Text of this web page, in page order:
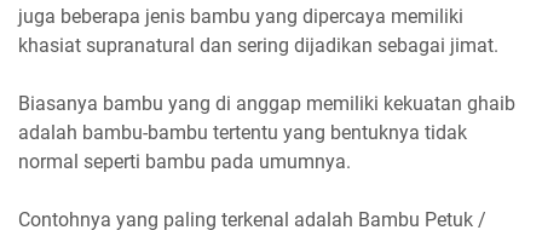
juga beberapa jenis bambu yang dipercaya memiliki
khasiat supranatural dan sering dijadikan sebagai jimat.
Biasanya bambu yang di anggap memiliki kekuatan ghaib
adalah bambu-bambu tertentu yang bentuknya tidak
normal seperti bambu pada umumnya.
Contohnya yang paling terkenal adalah Bambu Petuk /